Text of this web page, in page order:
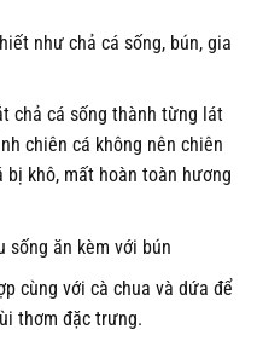
như chả cá sống, bún, gia
chả cá sống thành từng lát
chiên cá không nên chiên
khô, mất hoàn toàn hương
sống ăn kèm với bún
cùng với cà chua và dứa để
thơm đặc trưng.